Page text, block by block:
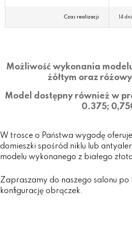
Czas realizacji 14 dni
Możliwość wykonania
żółtym oraz
Model dostępny również w
0.375;
W trosce o Państwa wygodę
domieszki spośród niklu lub
modelu wykonanego z białego
Zapraszamy do naszego salonu
konfigurację obrączek.